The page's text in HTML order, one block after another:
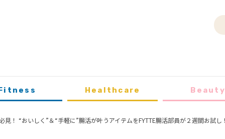
Healthcare Beauty
見！ “おいしく”＆“手軽に”腸活が叶うアイテムをFYTTE腸活部員が２週間お試し